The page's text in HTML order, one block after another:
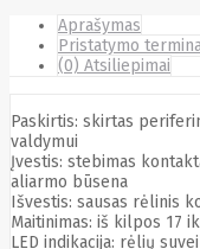
Biostar
Bisson
Biwin
Blackview
Blow
Bluewalker
Bmg
Bosch
Braun
Brother
Aprašymas
Pristatymo
(0) Atsiliepimai
Paskirtis: skirtas
valdymui
Įvestis: stebimas
aliarmo būsena
Išvestis: sausas rėlinis
Maitinimas: iš kilpos 17
LED indikacija: rėlių